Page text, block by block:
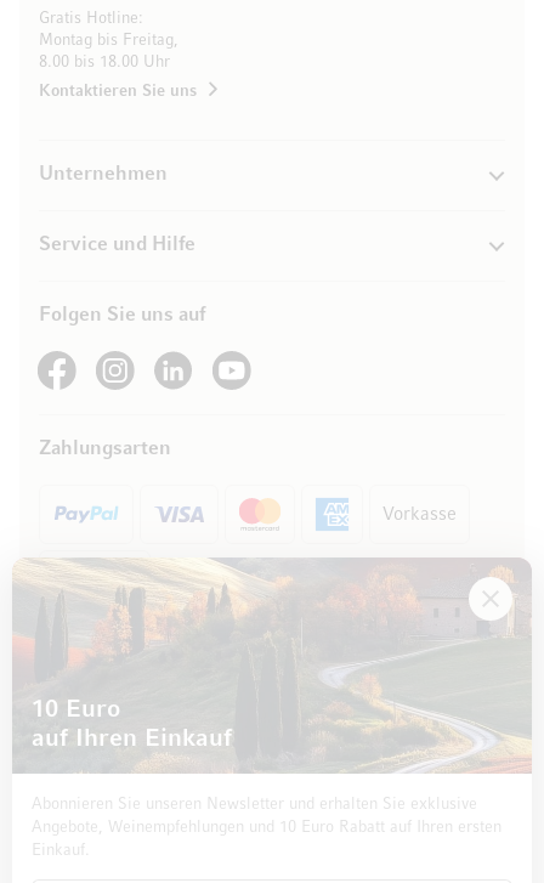
Gratis Hotline:
Montag bis Freitag,
8.00 bis 18.00 Uhr
Kontaktieren Sie uns
Unternehmen
Service und Hilfe
Folgen Sie uns auf
See our FacebookSee our Instagram account
See our LinkedInSee our YouTube channel
Zahlungsarten
Vorkasse
Rechnung
10 Euro
auf Ihren Einkauf
Abonnieren Sie unseren Newsletter und erhalten Sie exklusive
Angebote, Weinempfehlungen und 10 Euro Rabatt auf Ihren ersten
Einkauf.